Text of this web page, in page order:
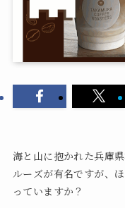
海と山に抱かれた兵庫
ルーズが有名ですが、
っていますか？